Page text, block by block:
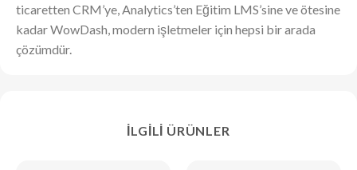
ticaretten CRM’ye, Analytics’ten Eğitim LMS’sine ve ötesine
kadar WowDash, modern işletmeler için hepsi bir arada
çözümdür.
İLGILI ÜRÜNLER